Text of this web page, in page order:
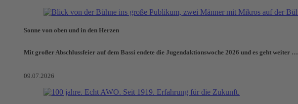
Sonne von oben und in den Herzen
Mit großer Abschlussfeier auf dem Bassi endete die Jugendaktionswoche 2026 und es geht weiter …
09.07.2026